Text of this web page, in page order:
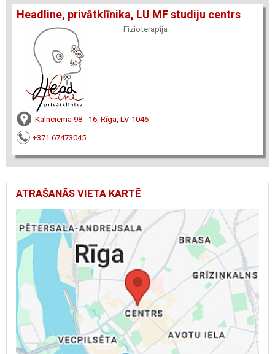
Headline, privātklīnika, LU MF studiju centrs
Fizioterapija
Kalnciema 98 - 16, Rīga, LV-1046
+371 67473045
ATRAŠANĀS VIETA KARTĒ